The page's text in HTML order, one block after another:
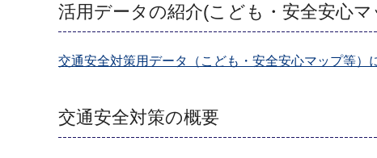
活用データの紹介(こども・安全安心マ
交通安全対策用データ（こども・安全安心マップ等）
交通安全対策の概要